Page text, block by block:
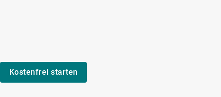
Kostenfrei starten